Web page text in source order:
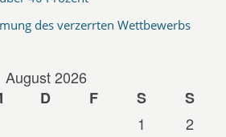
des verzerrten Wettbewerbs
August 2026
D F S
S
1
2